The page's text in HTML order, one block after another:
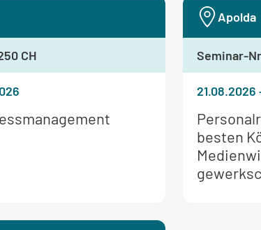
CH
Weitere
zum
Seminar:
besten
21.08.2026
Apolda
Seminar-